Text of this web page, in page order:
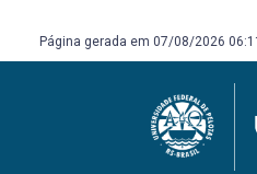
Página gerada em 07/08/2026